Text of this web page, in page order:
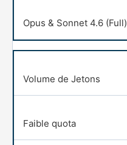
Opus & Sonnet 4.6 (Full)
Volume de Jetons
Faible quota